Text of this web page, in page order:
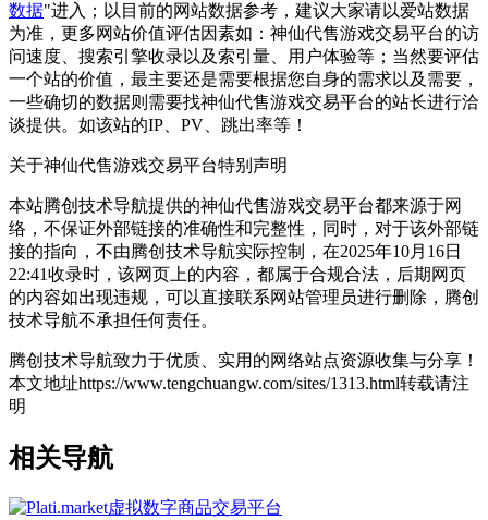
数据"进入；以目前的网站数据参考，建议大家请以爱站数据
为准，更多网站价值评估因素如：神仙代售游戏交易平台的访
问速度、搜索引擎收录以及索引量、用户体验等；当然要评估
一个站的价值，最主要还是需要根据您自身的需求以及需要，
一些确切的数据则需要找神仙代售游戏交易平台的站长进行洽
谈提供。如该站的IP、PV、跳出率等！
关于神仙代售游戏交易平台特别声明
本站腾创技术导航提供的神仙代售游戏交易平台都来源于网
络，不保证外部链接的准确性和完整性，同时，对于该外部链
接的指向，不由腾创技术导航实际控制，在2025年10月16日
22:41收录时，该网页上的内容，都属于合规合法，后期网页
的内容如出现违规，可以直接联系网站管理员进行删除，腾创
技术导航不承担任何责任。
腾创技术导航致力于优质、实用的网络站点资源收集与分享！
本文地址https://www.tengchuangw.com/sites/1313.html转载请注
明
相关导航